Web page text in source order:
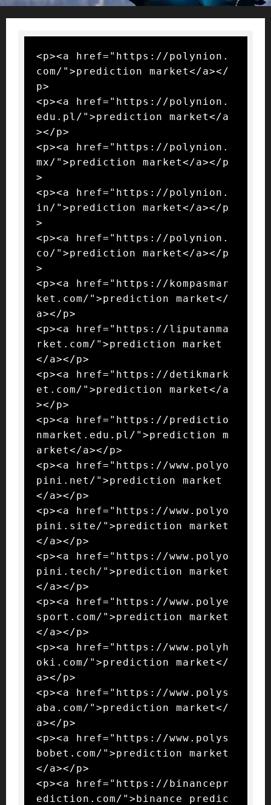
<p><a href="https://polynion.
com/">prediction market</a></
p>
<p><a href="https://polynion.
edu.pl/">prediction market</a
></p>
<p><a href="https://polynion.
mx/">prediction market</a></p
>
<p><a href="https://polynion.
in/">prediction market</a></p
>
<p><a href="https://polynion.
co/">prediction market</a></p
>
<p><a href="https://kompasmar
ket.com/">prediction market</
a></p>
<p><a href="https://liputanma
rket.com/">prediction market
</a></p>
<p><a href="https://detikmark
et.com/">prediction market</a
></p>
<p><a href="https://predictio
nmarket.edu.pl/">prediction m
arket</a></p>
<p><a href="https://www.polyo
pini.net/">prediction market
</a></p>
<p><a href="https://www.polyo
pini.site/">prediction market
</a></p>
<p><a href="https://www.polyo
pini.tech/">prediction market
</a></p>
<p><a href="https://www.polye
sport.com/">prediction market
</a></p>
<p><a href="https://www.polyh
oki.com/">prediction market</
a></p>
<p><a href="https://www.polys
aba.com/">prediction market</
a></p>
<p><a href="https://www.polys
bobet.com/">prediction market
</a></p>
<p><a href="https://binancepr
ediction.com/">binance predic